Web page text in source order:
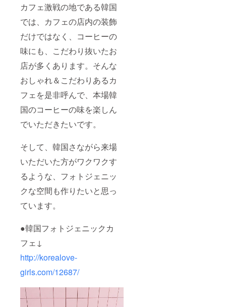
カフェ激戦の地である韓国
では、カフェの店内の装飾
だけではなく、コーヒーの
味にも、こだわり抜いたお
店が多くあります。そんな
おしゃれ＆こだわりあるカ
フェを是非呼んで、本場韓
国のコーヒーの味を楽しん
でいただきたいです。
そして、韓国さながら来場
いただいた方がワクワクす
るような、フォトジェニッ
クな空間も作りたいと思っ
ています。
●韓国フォトジェニックカ
フェ↓
http://korealove-
girls.com/12687/